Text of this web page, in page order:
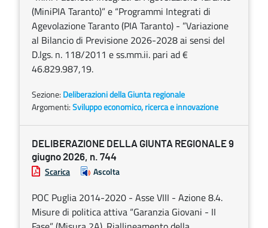
(MiniPIA Taranto)” e “Programmi Integrati di
Agevolazione Taranto (PIA Taranto) - ”Variazione
al Bilancio di Previsione 2026-2028 ai sensi del
D.lgs. n. 118/2011 e ss.mm.ii. pari ad €
46.829.987,19.
Sezione: Deliberazioni della Giunta regionale
Argomenti:Sviluppo economico, ricerca e innovazione
DELIBERAZIONE DELLA GIUNTA REGIONALE 9
giugno 2026, n. 744
Scarica Ascolta
POC Puglia 2014-2020 - Asse VIII - Azione 8.4.
Misure di politica attiva “Garanzia Giovani - II